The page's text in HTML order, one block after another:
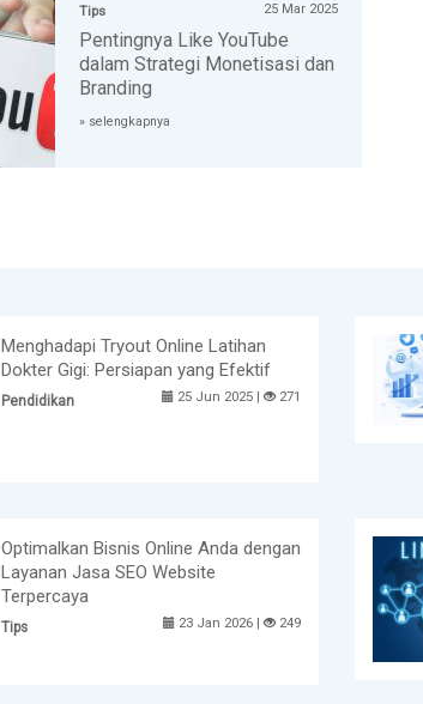
Tips 25 Mar 2025
Pentingnya Like YouTube
dalam Strategi Monetisasi dan
Branding
» selengkapnya
Menghadapi Tryout Online Latihan
Dokter Gigi: Persiapan yang Efektif
Pendidikan 25 Jun 2025 | 271
Optimalkan Bisnis Online Anda dengan
Layanan Jasa SEO Website
Terpercaya
Tips 23 Jan 2026 | 249